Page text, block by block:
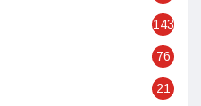
143
76
21